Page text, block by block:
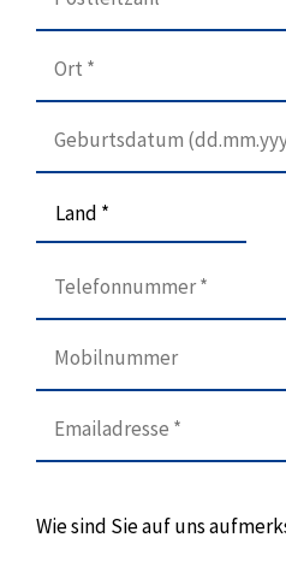
Land *
Wie sind Sie auf uns